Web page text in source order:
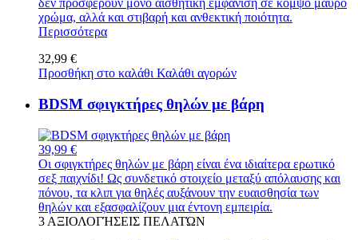
δεν προσφέρουν μόνο αισθητική εμφάνιση σε κομψό μαύρο
χρώμα, αλλά και στιβαρή και ανθεκτική ποιότητα.
Περισσότερα
32,99 €
Προσθήκη στο καλάθι Καλάθι αγορών
BDSM σφιγκτήρες θηλών με βάρη
39,99 €
Οι σφιγκτήρες θηλών με βάρη είναι ένα ιδιαίτερα ερωτικό
σεξ παιχνίδι! Ως συνδετικό στοιχείο μεταξύ απόλαυσης και
πόνου, τα κλιπ για θηλές αυξάνουν την ευαισθησία των
θηλών και εξασφαλίζουν μια έντονη εμπειρία.
3 ΑΞΙΟΛΟΓΉΣΕΙΣ ΠΕΛΑΤΏΝ